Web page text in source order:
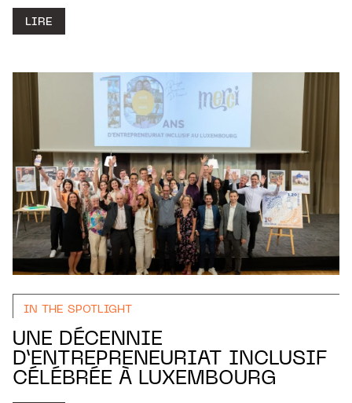
LIRE
IN THE SPOTLIGHT
UNE DÉCENNIE
D’ENTREPRENEURIAT INCLUSIF
CÉLÉBRÉE À LUXEMBOURG